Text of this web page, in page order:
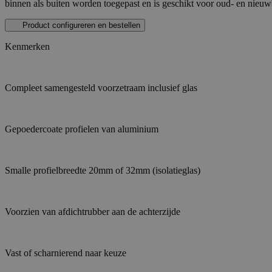
binnen als buiten worden toegepast en is geschikt voor oud- en
Product configureren en bestellen
Kenmerken
Compleet samengesteld voorzetraam inclusief glas
Gepoedercoate profielen van aluminium
Smalle profielbreedte 20mm of 32mm (isolatieglas)
Voorzien van afdichtrubber aan de achterzijde
Vast of scharnierend naar keuze